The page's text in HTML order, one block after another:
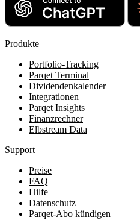
Produkte
Portfolio-Tracking
Parqet Terminal
Dividendenkalender
Integrationen
Parqet Insights
Finanzrechner
Elbstream Data
Support
Preise
FAQ
Hilfe
Datenschutz
Parqet-Abo kündigen